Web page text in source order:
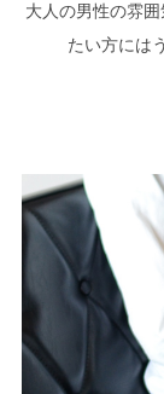
大人の男性の雰
たい方には